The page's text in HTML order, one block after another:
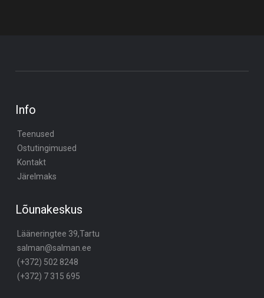
Info
Teenused
Ostutingimused
Kontakt
Järelmaks
Lõunakeskus
Lääneringtee 39,Tartu
salman@salman.ee
(+372) 502 8248
(+372) 7 315 695